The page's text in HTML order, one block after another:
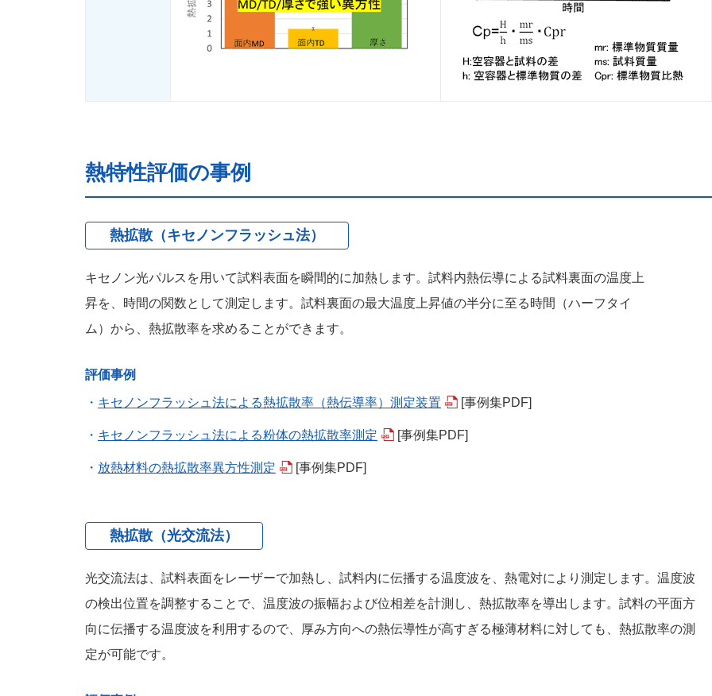
熱特性評価の事例
熱拡散（キセノンフラッシュ法）
キセノン光パルスを用いて試料表面を瞬間的に加熱します。試料内熱伝導による試料裏面の温度上
昇を、時間の関数として測定します。試料裏面の最大温度上昇値の半分に至る時間（ハーフタイ
ム）から、熱拡散率を求めることができます。
評価事例
キセノンフラッシュ法による熱拡散率（熱伝導率）測定装置 [事例集PDF]
キセノンフラッシュ法による粉体の熱拡散率測定 [事例集PDF]
放熱材料の熱拡散率異方性測定 [事例集PDF]
熱拡散（光交流法）
光交流法は、試料表面をレーザーで加熱し、試料内に伝播する温度波を、熱電対により測定します。温度波
の検出位置を調整することで、温度波の振幅および位相差を計測し、熱拡散率を導出します。試料の平面方
向に伝播する温度波を利用するので、厚み方向への熱伝導性が高すぎる極薄材料に対しても、熱拡散率の測
定が可能です。